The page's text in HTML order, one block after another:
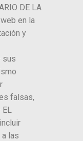
DE LA
en la
y
sus
falsas,
las